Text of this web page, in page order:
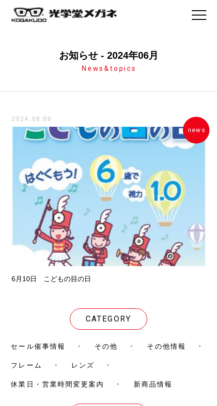
お知らせ - 2024年06月
News&topics
2024.06.09
news
6月10日 こどもの目の日
CATEGORY
セール催事情報 その他 その他情報
フレーム レンズ
休業日・営業時間変更案内 新商品情報